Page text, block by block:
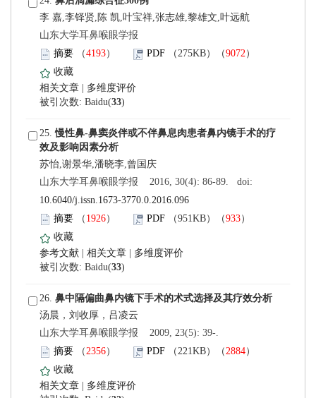
李 嘉,李铎贤,陈 凯,叶宝祥,张志雄,黎雄文,叶远航
山东大学耳鼻喉眼学报
）
）
)
25.
山东大学耳鼻喉眼学报 2016, 30(4): 86-89. doi:
10.6040/j.issn.1673-3770.0.2016.096
）
）
)
26.
山东大学耳鼻喉眼学报 2009, 23(5): 39-.
）
）